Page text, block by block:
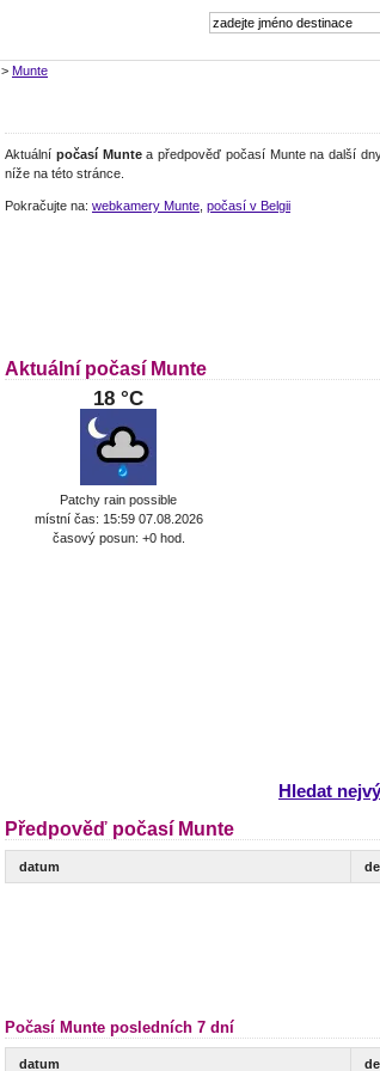
> Munte
Aktuální počasí Muntea předpověď počasí Munte na další
níže na této stránce.
Pokračujte na: webkamery Munte počasí v Belgii
Aktuální počasí Munte
18 °C
Patchy rain possible
místní čas: 15:59 07.08.2026
časový posun: +0 hod.
Hledat
Předpověď počasí Munte
datum
Počasí Munte posledních 7 dní
datum